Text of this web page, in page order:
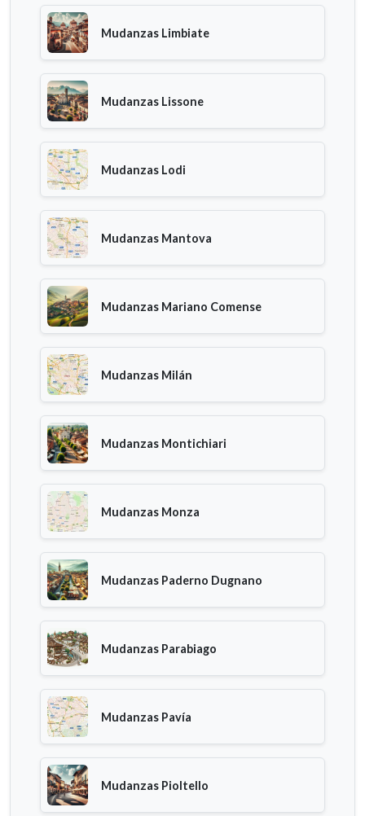
Mudanzas Limbiate
Mudanzas Lissone
Mudanzas Lodi
Mudanzas Mantova
Mudanzas Mariano Comense
Mudanzas Milán
Mudanzas Montichiari
Mudanzas Monza
Mudanzas Paderno Dugnano
Mudanzas Parabiago
Mudanzas Pavía
Mudanzas Pioltello